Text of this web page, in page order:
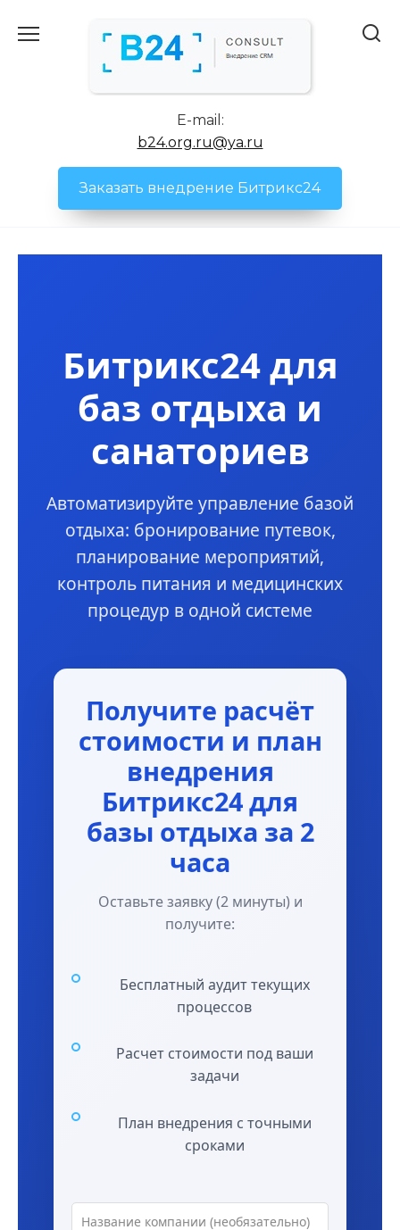
E-mail:
b24.org.ru@ya.ru
Заказать внедрение Битрикс24
Битрикс24 для
баз отдыха и
санаториев
Автоматизируйте управление базой
отдыха: бронирование путевок,
планирование мероприятий,
контроль питания и медицинских
процедур в одной системе
Получите расчёт
стоимости и план
внедрения
Битрикс24 для
базы отдыха за 2
часа
Оставьте заявку (2 минуты) и
получите:
Бесплатный аудит текущих
процессов
Расчет стоимости под ваши
задачи
План внедрения с точными
сроками